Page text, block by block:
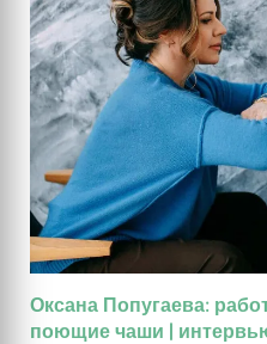
Оксана Попугаева:
поющие чаши |